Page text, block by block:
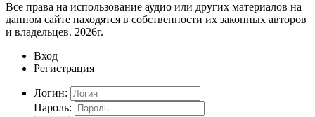
Все права на использование аудио или других материалов на
данном сайте находятся в собственности их законных авторов
и владельцев. 2026г.
Вход
Регистрация
Логин:
Пароль: